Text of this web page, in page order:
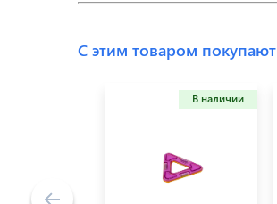
С этим товаром покупают
В наличии